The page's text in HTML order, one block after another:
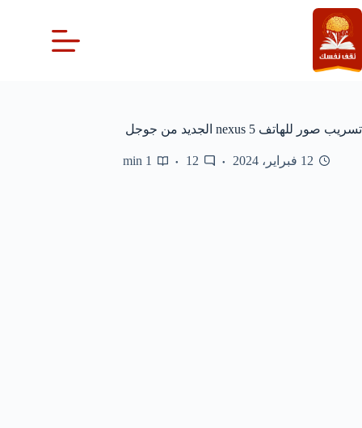
التجاوز
إلى
المحتوى
تسريب صور للهاتف nexus 5 الجديد من جوجل
12 فبراير، 2024 12
1 min